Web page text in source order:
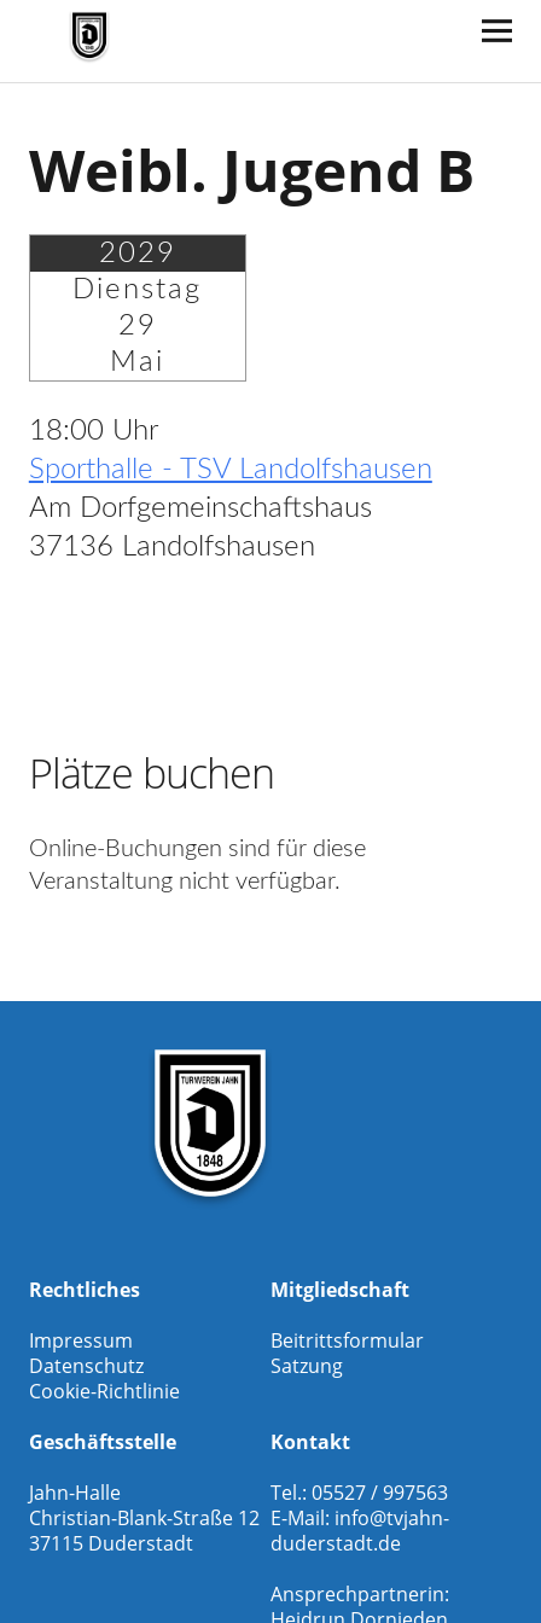
TV Jahn Duderstadt
Weibl. Jugend B
2029
Dienstag
29
Mai
18:00 Uhr
Sporthalle - TSV Landolfshausen
Am Dorfgemeinschaftshaus
37136 Landolfshausen
Plätze buchen
Online-Buchungen sind für diese
Veranstaltung nicht verfügbar.
Rechtliches
Impressum
Datenschutz
Cookie-Richtlinie
Mitgliedschaft
Beitrittsformular
Satzung
Geschäftsstelle
Jahn-Halle
Christian-Blank-Straße 12
37115 Duderstadt
Kontakt
Tel.: 05527 / 997563
E-Mail: info@tvjahn-
duderstadt.de
Ansprechpartnerin: